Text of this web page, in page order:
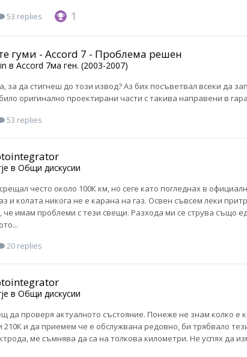
53 replies 1
гуми - Accord 7 - Проблема решен
в Accord 7ма ген. (2003-2007)
за да стигнеш до този извод? Аз бих посъветвал всеки да
оригинално проектирани части с такива направени в
53 replies
в Общи дискусии
често около 100К км, но сеге като погледнах в
и колата никога не е карана на газ. Освен съвсем леки
че имам проблеми с тези свещи. Разхода ми се струва също
20 replies
в Общи дискусии
да проверя актуалното състояние. Понеже не знам колко е
210К и да приемем че е обслужвана редовно, би трябвало
ме съмнява да са на толкова километри. Не успях да